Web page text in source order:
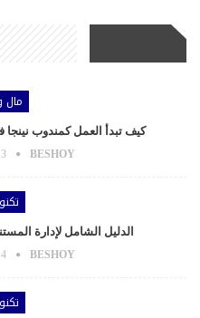
مال
كيف تبدأ العمل كمندوب
BESHOY 3 أسابيع ago
الدليل الشامل لإدارة
BESHOY 4 أسابيع ago